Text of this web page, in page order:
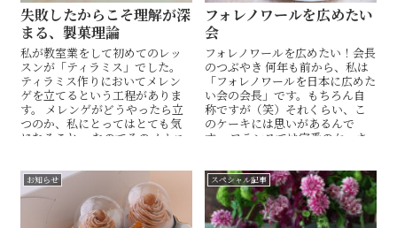
失敗したからこそ理解が深
まる、製菓理論
私が教室業をして初めてのレッ
スンが「ティラミス」でした。
ティラミス作りにおいてメレン
ゲを立てるという工程がありま
す。 メレンゲがどうやったら立
つのか、私にとってはとても気
になること。 なのでそのメカニ
フォレノワールを広めたい
会
フォレノワールを広めたい！会長
のつぶやき 何年も前から、私は
「フォレノワールを日本に広めた
い会の会長」です。もちろん自
称ですが（笑）それくらい、こ
のケーキには思いがあるんで
す。 フランスでは定番のケーキ
お知らせ スペシャル記事